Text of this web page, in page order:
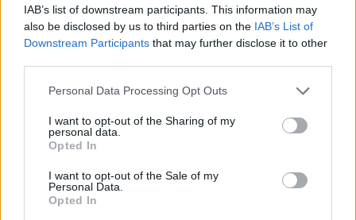
IAB’s list of downstream participants. This information may
also be disclosed by us to third parties on the IAB’s List of
Downstream Participants that may further disclose it to other
Personal Data Processing Opt Outs
I want to opt-out of the Sharing of my
personal data.
Opted In
I want to opt-out of the Sale of my
Personal Data.
Opted In
ΔΙΑΦΗΜΙΣΗ